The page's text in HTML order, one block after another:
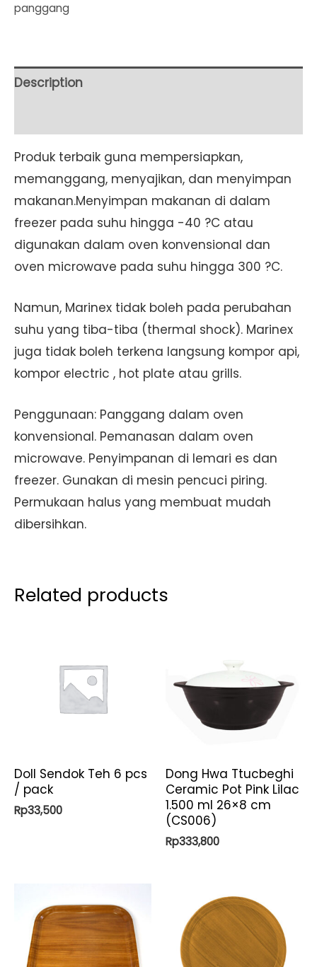
L34.8cm
x
quantity
panggang
Description
Produk terbaik guna mempersiapkan,
memanggang, menyajikan, dan menyimpan
makanan.Menyimpan makanan di dalam
freezer pada suhu hingga -40 ?C atau
digunakan dalam oven konvensional dan
oven microwave pada suhu hingga 300 ?C.
Namun, Marinex tidak boleh pada perubahan
suhu yang tiba-tiba (thermal shock). Marinex
juga tidak boleh terkena langsung kompor api,
kompor electric , hot plate atau grills.
Penggunaan: Panggang dalam oven
konvensional. Pemanasan dalam oven
microwave. Penyimpanan di lemari es dan
freezer. Gunakan di mesin pencuci piring.
Permukaan halus yang membuat mudah
dibersihkan.
Related products
Doll Sendok Teh 6 pcs
/ pack
Rp33,500
Dong Hwa Ttucbeghi
Ceramic Pot Pink Lilac
1.500 ml 26×8 cm
(CS006)
Rp333,800